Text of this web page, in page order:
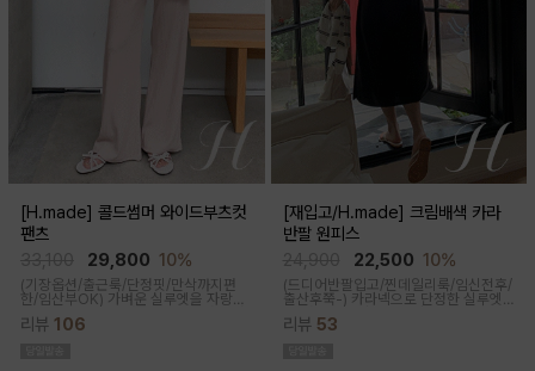
[H.made] 콜드썸머 와이드부츠컷
팬츠
29,800 10%
(기장옵션/출근룩/단정핏/만삭까지편
한/임산부OK) 가벼운 실루엣을 자랑하
는 와이드 부츠컷 팬츠예요~ 시원한 원
단감과 디자인으로 쾌적하게 착용돼요
리뷰 106
[재입고/H.made] 크림배색 카라
반팔 원피스
22,500 10%
(드디어반팔입고/찐데일리룩/임신전후/
출산후쭉-) 카라넥으로 단정한 실루엣
과 배색 디테일이 들어가면서 전체적으
로 여유있는 핏감과 미운 군살을 가려주
리뷰 53